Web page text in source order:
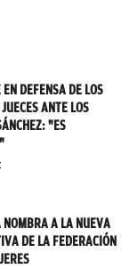
EN DEFENSA DE LOS
ANTE LOS
"ES
NOMBRA A LA NUEVA
DE LA FEDERACIÓN